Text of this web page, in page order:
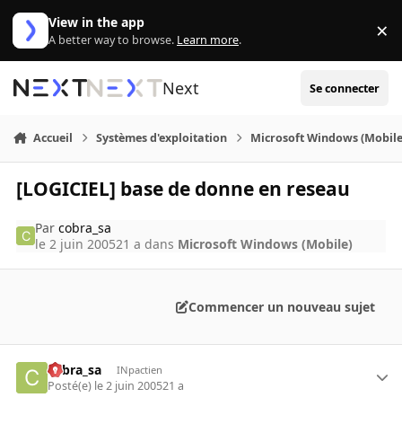
Aller au contenu
View in the app
A better way to browse. Learn more. ×
Next Se connecter
Accueil Systèmes d'exploitation Microsoft Windows
[LOGICIEL] base de donne en reseau
Parcobra_sa
le 2 juin 200521 a dans Microsoft Windows (Mobile)
Commencer un nouveau sujet
cobra_sa INpactien
Posté(e) le 2 juin 200521 a